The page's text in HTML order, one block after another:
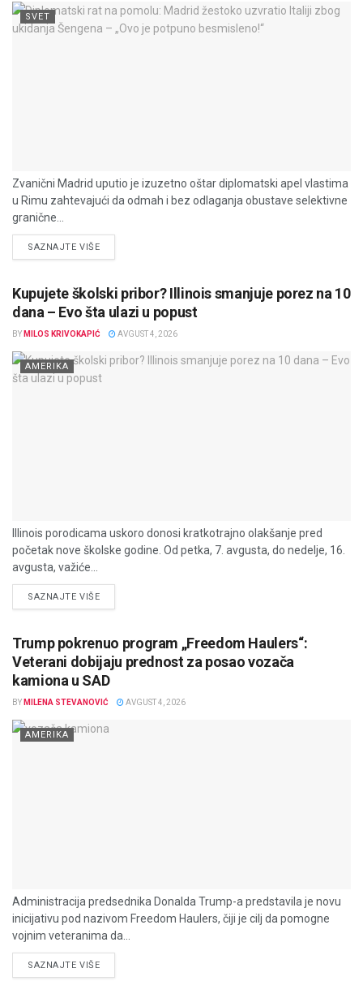
SVET
Zvanični Madrid uputio je izuzetno oštar diplomatski apel vlastima
u Rimu zahtevajući da odmah i bez odlaganja obustave selektivne
granične...
SAZNAJTE VIŠEDETAILS
Kupujete školski pribor? Illinois smanjuje porez na 10
dana – Evo šta ulazi u popust
BY MILOS KRIVOKAPIĆ AVGUST 4, 2026
AMERIKA
Illinois porodicama uskoro donosi kratkotrajno olakšanje pred
početak nove školske godine. Od petka, 7. avgusta, do nedelje, 16.
avgusta, važiće...
SAZNAJTE VIŠEDETAILS
Trump pokrenuo program „Freedom Haulers“:
Veterani dobijaju prednost za posao vozača
kamiona u SAD
BY MILENA STEVANOVIĆ AVGUST 4, 2026
AMERIKA
Administracija predsednika Donalda Trump-a predstavila je novu
inicijativu pod nazivom Freedom Haulers, čiji je cilj da pomogne
vojnim veteranima da...
SAZNAJTE VIŠEDETAILS